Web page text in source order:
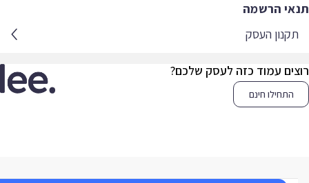
הרשמה
תקנון העסק
עמוד כזה לעסק שלכם?
התחילו חינם